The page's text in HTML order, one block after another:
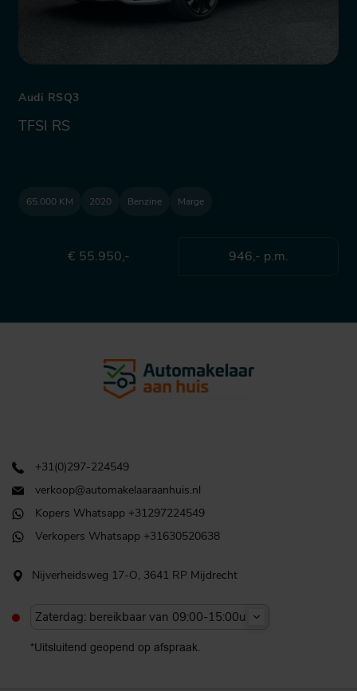
Audi RSQ3
TFSI RS
65.000 KM 2020 Benzine Marge
€ 55.950,- 946,- p.m.
+31(0)297-224549
verkoop@automakelaaraanhuis.nl
Kopers Whatsapp +31297224549
Verkopers Whatsapp +31630520638
Nijverheidsweg 17-O, 3641 RP Mijdrecht
Zaterdag: bereikbaar van 09:00-15:00u
*Uitsluitend geopend op afspraak.